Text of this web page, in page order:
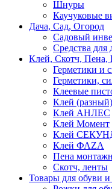
Шнуры
Каучуковые
Дача, Сад, Огород
Садовый
Средства для
Клей, Скотч, Пена,
Герметики и
Герметики,
Клеевые
Клей (разный)
Клей АНЛЕС
Клей Момент
Клей
Клей ФАZА
Пена
Скотч, ленты
Товары для обуви